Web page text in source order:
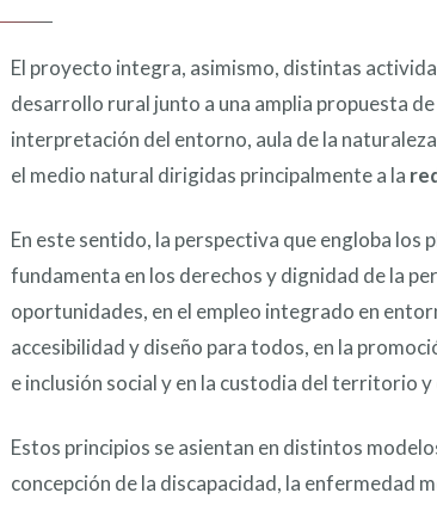
El proyecto integra, asimismo, distintas
desarrollo rural junto a una amplia propuesta
interpretación del entorno, aula de la
el medio natural dirigidas principalmente a la
En este sentido, la perspectiva que engloba los
fundamenta en los derechos y dignidad de la
oportunidades, en el empleo integrado en
accesibilidad y diseño para todos, en la
e inclusión social y en la custodia del territorio
Estos principios se asientan en distintos
concepción de la discapacidad, la enfermedad